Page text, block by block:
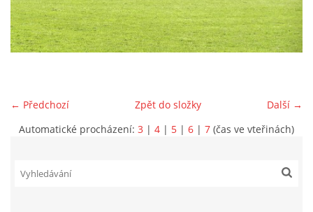
MLADŠÍ ŽÁCI
STARŠÍ PŘÍPRAVKA R 2012 + 2013
← Předchozí Další →
Zpět do složky
Automatické procházení: 3 | 4 | 5 | 6 | 7 (čas ve vteřinách)